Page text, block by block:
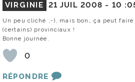
VIRGINIE 21 JUIL 2008 - 10
Un peu cliché ;-), mais bon… ça peut
(certains) provinciaux !
Bonne journée.
0
RÉPONDRE